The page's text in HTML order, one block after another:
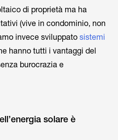
di proprietà ma ha
(vive in condominio, non
invece sviluppato sistemi
hanno tutti i vantaggi del
burocrazia e
solare è